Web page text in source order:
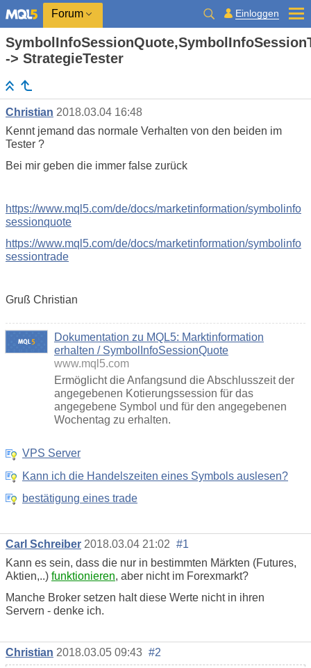
Forum Einloggen
-> StrategieTester
Christian 2018.03.04 16:48
Kennt jemand das normale Verhalten von den beiden im
Tester ?
Bei mir geben die immer false zurück
https://www.mql5.com/de/docs/marketinformation/symbolinfo
sessionquote
https://www.mql5.com/de/docs/marketinformation/symbolinfo
sessiontrade
Gruß Christian
Dokumentation zu MQL5: Marktinformation
erhalten / SymbolInfoSessionQuote
www.mql5.com
Ermöglicht die Anfangsund die Abschlusszeit der
angegebenen Kotierungssession für das
angegebene Symbol und für den angegebenen
Wochentag zu erhalten.
VPS Server
Kann ich die Handelszeiten eines Symbols auslesen?
bestätigung eines trade
Carl Schreiber 2018.03.04 21:02 #1
Kann es sein, dass die nur in bestimmten Märkten (Futures,
Aktien,..) funktionieren, aber nicht im Forexmarkt?
Manche Broker setzen halt diese Werte nicht in ihren
Servern - denke ich.
Christian 2018.03.05 09:43 #2